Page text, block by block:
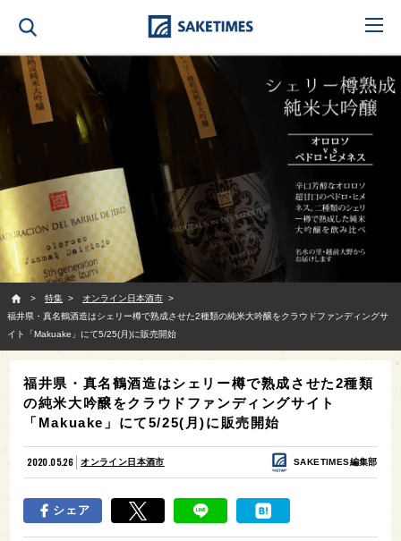
特集
オンライン日本酒市
福井県・真名鶴酒造はシェリー樽で熟成させた2種類の純米大吟醸をクラウドファンディングサ
イト「Makuake」にて5/25(月)に販売開始
福井県・真名鶴酒造はシェリー樽で熟成させた2種類
の純米大吟醸をクラウドファンディングサイト
「Makuake」にて5/25(月)に販売開始
2020.05.26 オンライン日本酒市 SAKETIMES編集部
シェア